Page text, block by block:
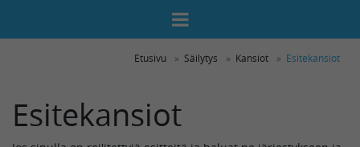
Toggle Navigation
Etusivu Säilytys Kansiot Esitekansiot
Esitekansiot